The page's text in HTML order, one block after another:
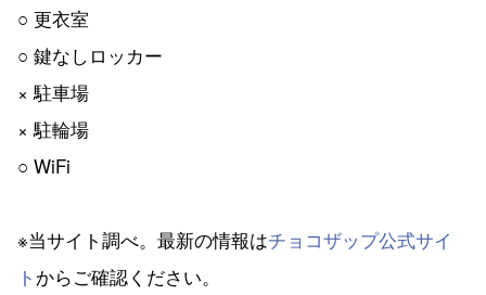
○ 更衣室
○ 鍵なしロッカー
× 駐車場
× 駐輪場
○ WiFi
※当サイト調べ。最新の情報はチョコザップ公式サイ
ト からご確認ください。